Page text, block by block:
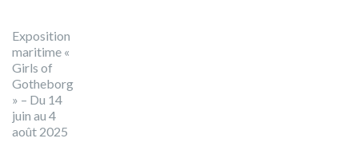
Exposition
maritime «
Girls of
Gotheborg
» – Du 14
juin au 4
août 2025